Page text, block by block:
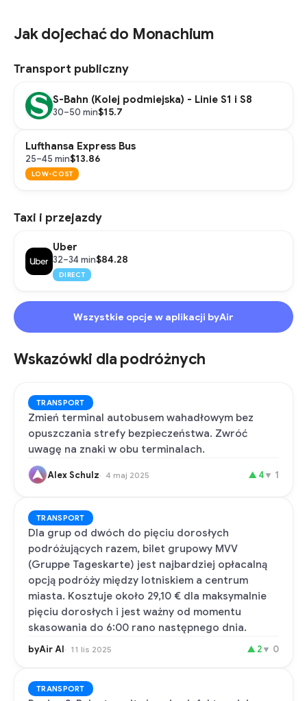
Jak dojechać do Monachium
Transport publiczny
S-Bahn (Kolej podmiejska) - Linie S1 i S8
30–50 min$15.7
Lufthansa Express Bus
25–45 min$13.86
LOW-COST
Taxi i przejazdy
Uber
32–34 min$84.28
DIRECT
Wszystkie opcje w aplikacji byAir
Wskazówki dla podróżnych
TRANSPORT
Zmień terminal autobusem wahadłowym bez
opuszczania strefy bezpieczeństwa. Zwróć
uwagę na znaki w obu terminalach.
Alex Schulz 4 maj 2025 ▲ 4▼ 1
TRANSPORT
Dla grup od dwóch do pięciu dorosłych
podróżujących razem, bilet grupowy MVV
(Gruppe Tageskarte) jest najbardziej opłacalną
opcją podróży między lotniskiem a centrum
miasta. Kosztuje około 29,10 € dla maksymalnie
pięciu dorosłych i jest ważny od momentu
skasowania do 6:00 rano następnego dnia.
byAir AI 11 lis 2025 ▲ 2▼ 0
TRANSPORT